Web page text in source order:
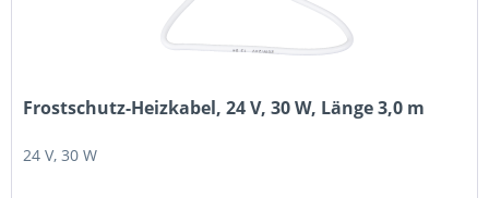
Frostschutz-Heizkabel, 24 V, 30 W, Länge 3,0 m
24 V, 30 W